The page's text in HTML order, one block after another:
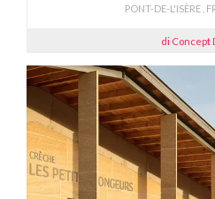
PONT-DE-L'ISÈRE ,
di Concept